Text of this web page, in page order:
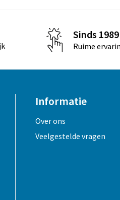
Sinds 1989
Ruime
Informatie
Over ons
Veelgestelde vragen